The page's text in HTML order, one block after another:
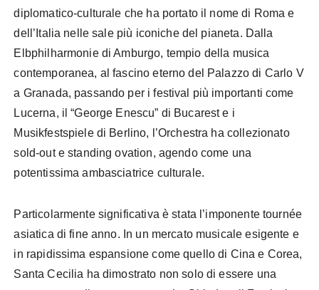
diplomatico-culturale che ha portato il nome di Roma e
dell’Italia nelle sale più iconiche del pianeta. Dalla
Elbphilharmonie di Amburgo, tempio della musica
contemporanea, al fascino eterno del Palazzo di Carlo V
a Granada, passando per i festival più importanti come
Lucerna, il “George Enescu” di Bucarest e i
Musikfestspiele di Berlino, l’Orchestra ha collezionato
sold-out e standing ovation, agendo come una
potentissima ambasciatrice culturale.
Particolarmente significativa è stata l’imponente tournée
asiatica di fine anno. In un mercato musicale esigente e
in rapidissima espansione come quello di Cina e Corea,
Santa Cecilia ha dimostrato non solo di essere una